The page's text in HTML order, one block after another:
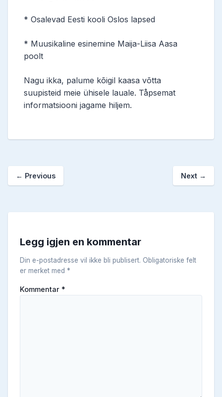
* Osalevad Eesti kooli Oslos lapsed
* Muusikaline esinemine Maija-Liisa Aasa
poolt
Nagu ikka, palume kõigil kaasa võtta
suupisteid meie ühisele lauale. Tåpsemat
informatsiooni jagame hiljem.
← Previous Next →
Legg igjen en kommentar
Din e-postadresse vil ikke bli publisert. Obligatoriske felt
er merket med *
Kommentar *